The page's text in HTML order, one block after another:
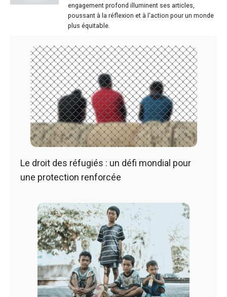
engagement profond illuminent ses articles,
poussant à la réflexion et à l'action pour un monde
plus équitable.
Le droit des réfugiés : un défi mondial pour
une protection renforcée